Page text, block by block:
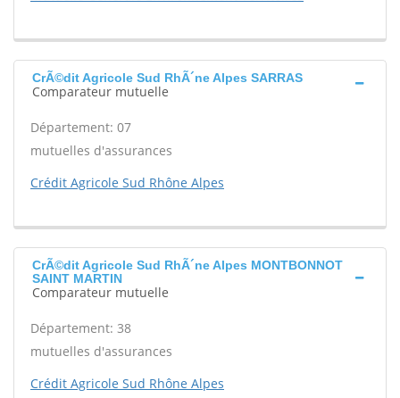
CrÃ©dit Agricole Sud RhÃ´ne Alpes SARRAS
Comparateur mutuelle
Département: 07
mutuelles d'assurances
Crédit Agricole Sud Rhône Alpes
CrÃ©dit Agricole Sud RhÃ´ne Alpes MONTBONNOT
SAINT MARTIN
Comparateur mutuelle
Département: 38
mutuelles d'assurances
Crédit Agricole Sud Rhône Alpes